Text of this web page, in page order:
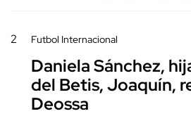
2 Futbol Internacional
Daniela Sánchez,
del Betis, Joaquín,
Deossa